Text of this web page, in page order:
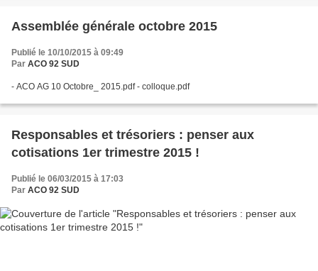
Assemblée générale octobre 2015
Publié le 10/10/2015 à 09:49
Par ACO 92 SUD
- ACO AG 10 Octobre_ 2015.pdf - colloque.pdf
Responsables et trésoriers : penser aux
cotisations 1er trimestre 2015 !
Publié le 06/03/2015 à 17:03
Par ACO 92 SUD